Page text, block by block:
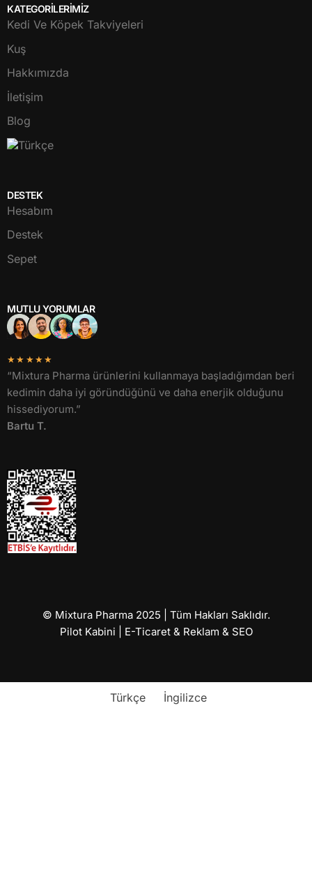
KATEGORİLERİMİZ
Kedi Ve Köpek Takviyeleri
Kuş
Hakkımızda
İletişim
Blog
DESTEK
Hesabım
Destek
Sepet
MUTLU YORUMLAR
★★★★★
“Mixtura Pharma ürünlerini kullanmaya başladığımdan beri
kedimin daha iyi göründüğünü ve daha enerjik olduğunu
hissediyorum.”
Bartu T.
© Mixtura Pharma 2025 | Tüm Hakları Saklıdır.
Pilot Kabini | E-Ticaret & Reklam & SEO
Türkçe İngilizce